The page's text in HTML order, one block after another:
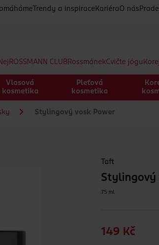
Trendy a inspirace Kariéra O nás
ROSSMANN CLUBRossmánekCvičte jógu
Vlasová
kosmetika
Pleťová
kosmetika
Stylingový vosk Power
Taft
Stylingový
75 ml
149 Kč